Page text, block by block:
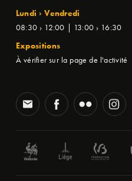
Lundi › Vendredi
08:30 › 12:00 | 13:00 › 16:30
Expositions
À vérifier sur la page de l'activité